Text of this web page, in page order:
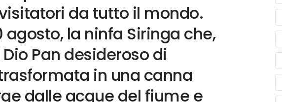
da tutto il mondo.
agosto, la ninfa Siringa che,
Pan desideroso di
in una canna
dalle acque del fiume e